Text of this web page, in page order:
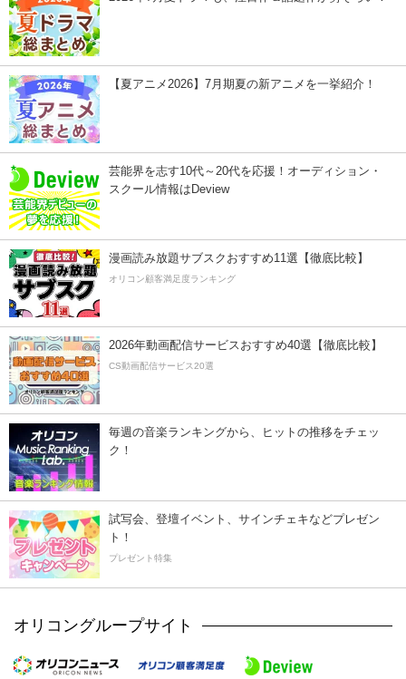
【夏アニメ2026】7月期夏の新アニメを一挙紹介！
芸能界を志す10代～20代を応援！オーディション・
スクール情報はDeview
漫画読み放題サブスクおすすめ11選【徹底比較】
オリコン顧客満足度ランキング
2026年動画配信サービスおすすめ40選【徹底比較】
CS動画配信サービス20選
毎週の音楽ランキングから、ヒットの推移をチェッ
ク！
試写会、登壇イベント、サインチェキなどプレゼン
ト！
プレゼント特集
オリコングループサイト